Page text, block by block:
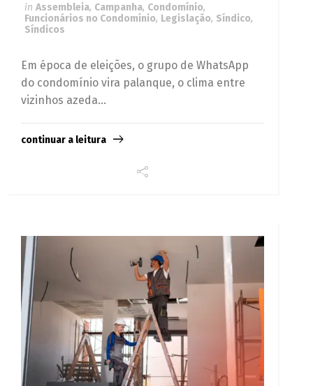
in Assembleia, Campanha, Condomínio,
Funcionários no Condomínio, Legislação, Síndico,
Síndicos
Em época de eleições, o grupo de WhatsApp
do condomínio vira palanque, o clima entre
vizinhos azeda...
continuar a leitura